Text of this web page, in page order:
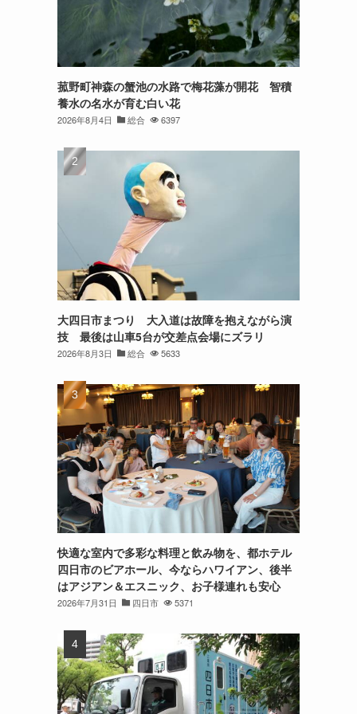
菰野町神森の蟹池の水路で梅花藻が開花 智積
養水の名水が育む白い花
2026年8月4日 総合 6397
大四日市まつり 大入道は故障を抱えながら演
技 最後は山車5台が交差点会場にズラリ
2026年8月3日 総合 5633
快適な室内で多彩な料理と飲み物を、都ホテル
四日市のビアホール、今ならハワイアン、後半
はアジアン＆エスニック、お子様連れも安心
2026年7月31日 四日市 5371